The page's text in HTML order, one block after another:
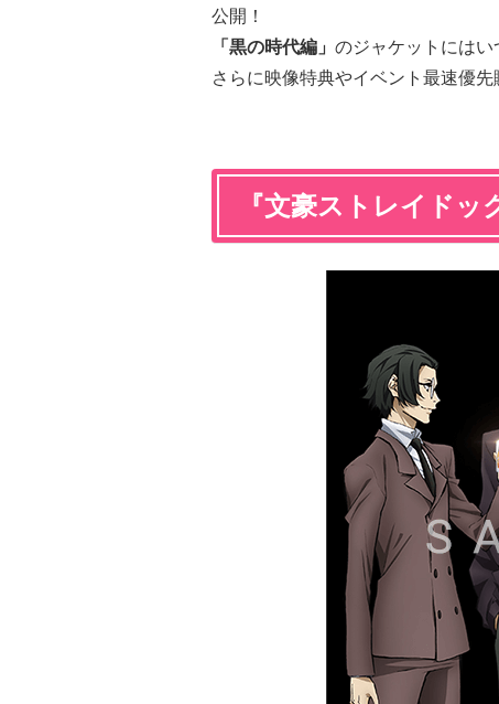
公開！
「黒の時代編」 のジャケットにはい
さらに映像特典やイベント最速優先
『文豪ストレイド